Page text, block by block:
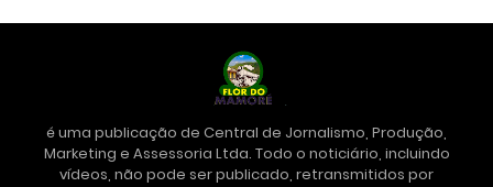
é uma publicação de Central de Jornalismo, Produção,
Marketing e Assessoria Ltda. Todo o noticiário, incluindo
vídeos, não pode ser publicado, retransmitidos por